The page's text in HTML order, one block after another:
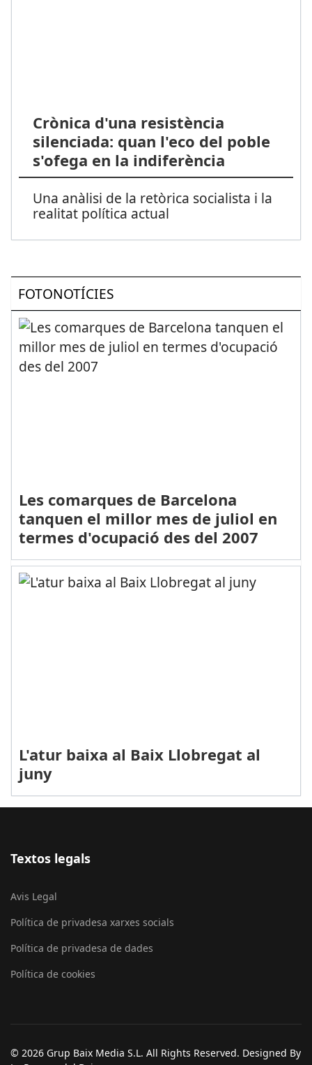
Crònica d'una resistència
silenciada: quan l'eco del poble
s'ofega en la indiferència
Una anàlisi de la retòrica socialista i la
realitat política actual
FOTONOTÍCIES
Les comarques de Barcelona
tanquen el millor mes de juliol en
termes d'ocupació des del 2007
L'atur baixa al Baix Llobregat al
juny
Textos legals
Avis Legal
Política de privadesa xarxes socials
Política de privadesa de dades
Política de cookies
© 2026 Grup Baix Media S.L. All Rights Reserved. Designed By